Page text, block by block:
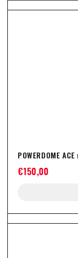
POWERDOME
€150,00